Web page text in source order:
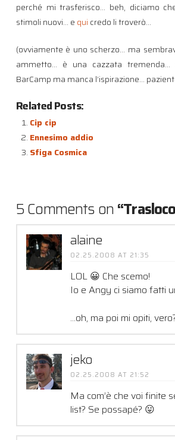
perché mi trasferisco… beh, diciamo
stimoli nuovi… e qui credo li troverò…
(ovviamente è uno scherzo… ma
ammetto… è una cazzata tremenda…
BarCamp ma manca l’ispirazione…
Related Posts:
Cip cip
Ennesimo addio
Sfiga Cosmica
5 Comments on
alaine
02.25.2008 AT 21:35
LOL 😀 Che scemo!
Io e Angy ci siamo fatti
…oh, ma poi mi opiti,
jeko
02.25.2008 AT 21:52
Ma com’è che voi finite
list? Se possapé? 😛